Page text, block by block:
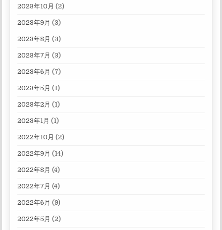
2023年10月 (2)
2023年9月 (3)
2023年8月 (3)
2023年7月 (3)
2023年6月 (7)
2023年5月 (1)
2023年2月 (1)
2023年1月 (1)
2022年10月 (2)
2022年9月 (14)
2022年8月 (4)
2022年7月 (4)
2022年6月 (9)
2022年5月 (2)